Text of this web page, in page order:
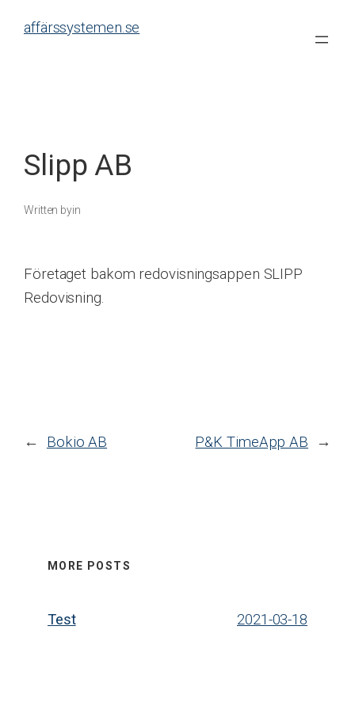
affärssystemen.se
Slipp AB
Written byin
Företaget bakom redovisningsappen SLIPP
Redovisning.
← Bokio AB P&K TimeApp AB →
MORE POSTS
Test 2021-03-18